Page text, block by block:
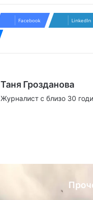
Facebook LinkedIn
Таня Грозданова
Журналист с близо 30